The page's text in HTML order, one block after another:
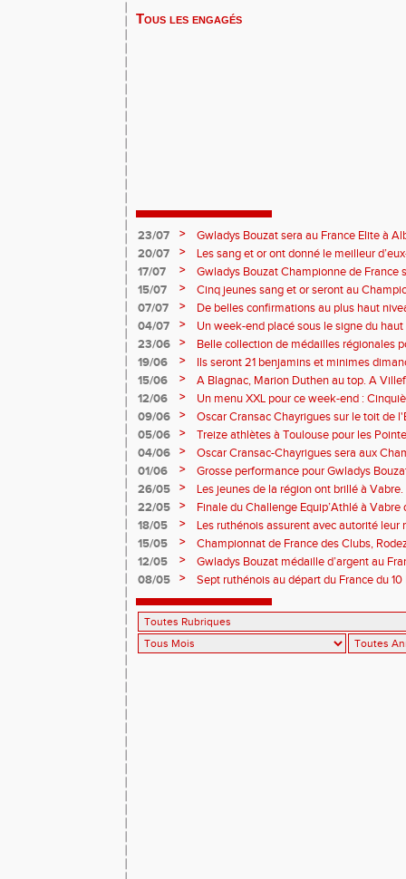
Tous les engagés
23/07 >
Gwladys Bouzat sera au France Elite à
20/07
>
Les sang et or ont donné le meilleur
France Avenir U18 / U20 / U23.
17/07 >
Gwladys Bouzat Championne de France
15/07
>
Cinq jeunes sang et or seront au
cette fin de semaine à Paris Charléty.
07/07 >
De belles confirmations au plus haut
belle finale du challenge avec Nivine Ali
meeting.
04/07 >
Un week-end placé sous le signe du
la Finale du Challenge et Meeting
23/06 >
Belle collection de médailles régionales
à Albi, Zohé Casi toujours au top. Les
très bon niveau en meeting.
19/06 >
Ils seront 21 benjamins et minimes
région et plus loin verront nos sang et or
15/06 >
A Blagnac, Marion Duthen au top. A
le record du disque. Les sang et or ont
long de l’Ekiden y compris dans l'après
12/06 >
Un menu XXL pour ce week-end :
CD Aveyron à Villefranche ce samedi.
épreuves combinées à Blagnac. Et bien
09/06 >
Oscar Cransac Chayrigues sur le toit de
ailleurs, d'excellents résultats ont été
long de ce week-end.
05/06 >
Treize athlètes à Toulouse pour les
individualités en piste à Montpellier pour
04/06 >
Oscar Cransac-Chayrigues sera aux
Slovénie.
01/06 >
Grosse performance pour Gwladys
Duthen se rassure. La seconde journée
sang et or de se mettre en avant.
26/05 >
Les jeunes de la région ont brillé à
brio et gagné quelques places au bilan
22/05 >
Finale du Challenge Equip’Athlé à
de Rodez.
18/05 >
Les ruthénois assurent avec autorité
15/05
>
Championnat de France des Clubs,
dimanche à Perpignan.
12/05 >
Gwladys Bouzat médaille d’argent au
10èmes par équipes. Benjamins et
08/05 > Sept ruthénois au départ du France du